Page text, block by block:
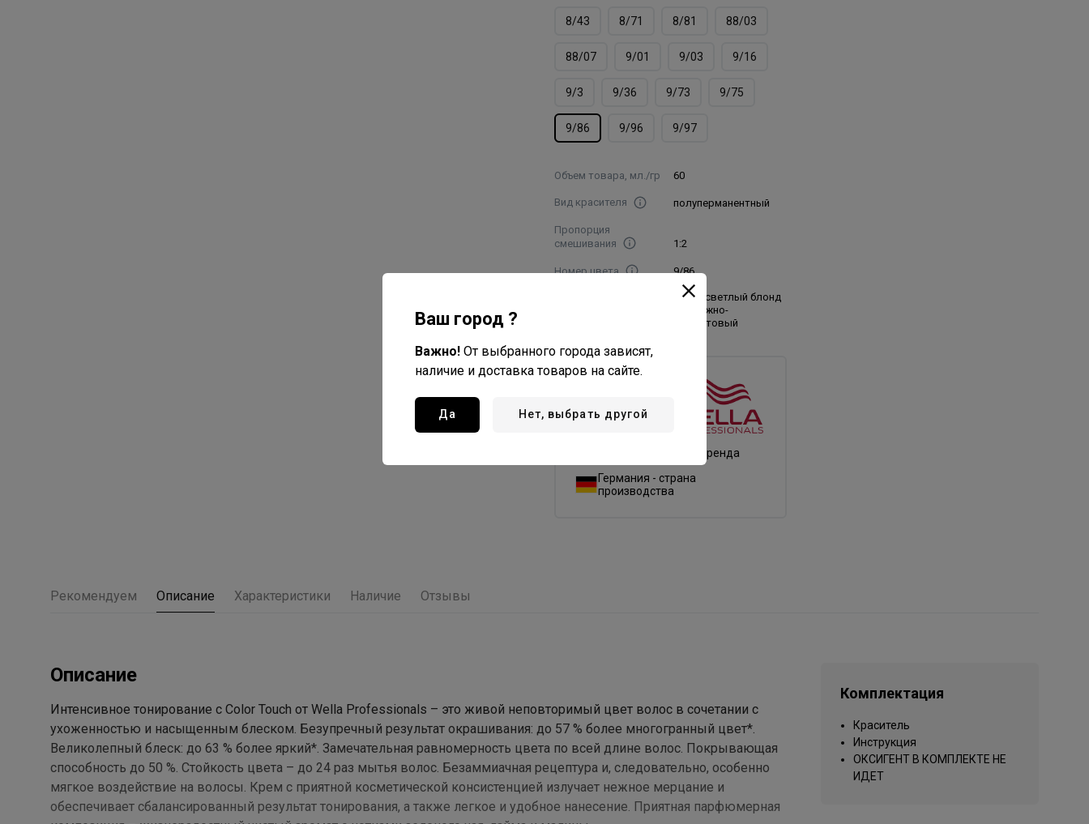
8/43 8/71 8/81 88/03
88/07 9/01 9/03 9/16
9/3 9/36 9/73 9/75
9/86 9/96 9/97
Объем товара, мл./гр 60
Вид красителя полуперманентный
Пропорция
смешивания
1:2
Номер цвета 9/86
очень светлый блонд
жемчужно-
фиолетовый
Professionals
Германия - страна бренда
Германия - страна
производства
Рекомендуем Описание Характеристики Наличие Отзывы
Описание
Интенсивное тонирование с Color Touch от Wella Professionals – это живой неповторимый цвет волос в сочетании с
ухоженностью и насыщенным блеском. Безупречный результат окрашивания: до 57 % более многогранный цвет*.
Великолепный блеск: до 63 % более яркий*. Замечательная равномерность цвета по всей длине волос. Покрывающая
способность до 50 %. Стойкость цвета – до 24 раз мытья волос. Безаммиачная рецептура и, следовательно, особенно
мягкое воздействие на волосы. Крем с приятной косметической консистенцией излучает нежное мерцание и
обеспечивает сбалансированный результат тонирования, а также легкое и удобное нанесение. Приятная парфюмерная
Комплектация
Краситель
Инструкция
ОКСИГЕНТ В КОМПЛЕКТЕ НЕ
ИДЕТ
Ваш город ?
Важно! От выбранного города зависят,
наличие и доставка товаров на сайте.
Да Нет, выбрать другой